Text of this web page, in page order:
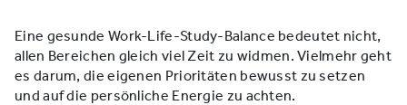
Eine gesunde Work-Life-Study-Balance bedeutet nicht,
allen Bereichen gleich viel Zeit zu widmen. Vielmehr geht
es darum, die eigenen Prioritäten bewusst zu setzen
und auf die persönliche Energie zu achten.